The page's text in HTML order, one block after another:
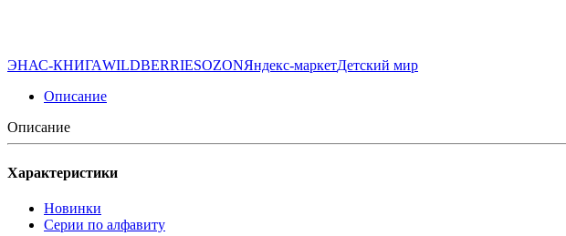
ЭНАС-КНИГАWILDBERRIESOZONЯндекс-маркетДетский мир
Описание
Описание
Характеристики
Новинки
Серии по алфавиту